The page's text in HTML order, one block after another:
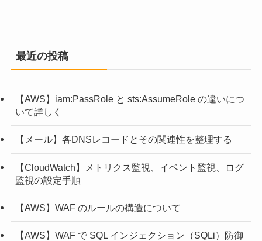
最近の投稿
【AWS】iam:PassRole と sts:AssumeRole の違いにつ
いて詳しく
【メール】各DNSレコードとその関連性を整理する
【CloudWatch】メトリクス監視、イベント監視、ログ
監視の設定手順
【AWS】WAF のルールの構造について
【AWS】WAF で SQL インジェクション（SQLi）防御